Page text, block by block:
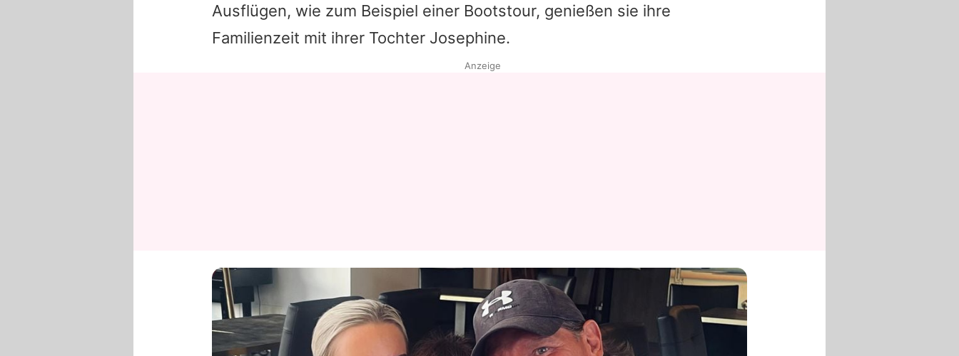
Ausflügen, wie zum Beispiel einer Bootstour, genießen sie ihre
Familienzeit mit ihrer Tochter Josephine.
Anzeige